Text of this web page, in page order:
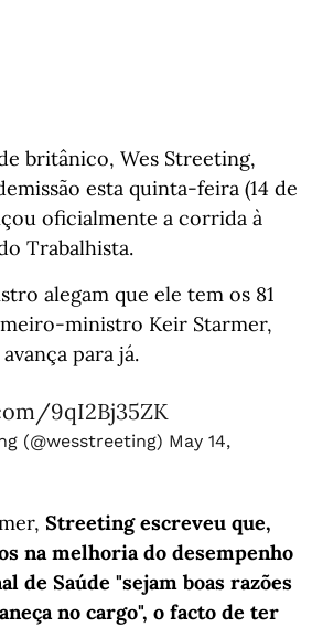
britânico, Wes Streeting,
esta quinta-feira (14 de
oficialmente a corrida à
Trabalhista.
alegam que ele tem os 81
ministro Keir Starmer,
para já.
9qI2Bj35ZK
(@wesstreeting) May 14,
Streeting escreveu que,
na melhoria do desempenho
de Saúde "sejam boas razões
no cargo", o facto de ter